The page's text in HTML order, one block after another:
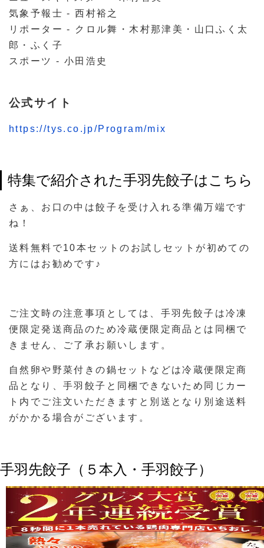
気象予報士 - 西村裕之
リポーター - クロル舞・木村那津美・山口ふく太
郎・ふく子
スポーツ - 小田浩史
公式サイト
https://tys.co.jp/Program/mix
特集で紹介された手羽先餃子はこちら
さぁ、お口の中は餃子を受け入れる準備万端です
ね！
送料無料で10本セットのお試しセットが初めての
方にはお勧めです♪
ご注文時の注意事項としては、手羽先餃子は冷凍
便限定発送商品のため冷蔵便限定商品とは同梱で
きません、ご了承お願いします。
自然卵や野菜付きの鍋セットなどは冷蔵便限定商
品となり、手羽餃子と同梱できないため同じカー
ト内でご注文いただきますと別送となり別途送料
がかかる場合がございます。
手羽先餃子（５本入・手羽餃子）